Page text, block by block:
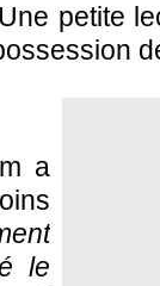
petite
a
le